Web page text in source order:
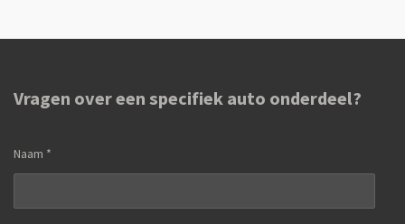
Vragen over een specifiek auto onderdeel?
Naam *